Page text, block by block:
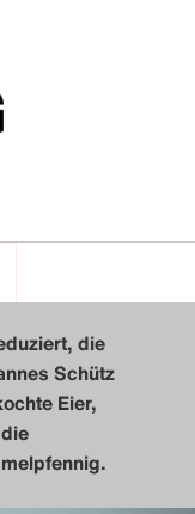
2010
ist
die
Schütz
Eier,